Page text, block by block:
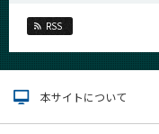
RSS
本サイトについて